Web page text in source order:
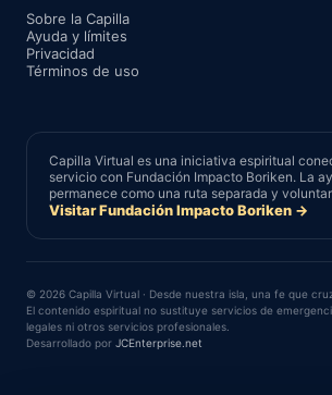
Sobre la Capilla
Ayuda y límites
Privacidad
Términos de uso
Capilla Virtual es una iniciativa espiritual
servicio con Fundación Impacto Boriken. La
permanece como una ruta separada y
Visitar Fundación Impacto Boriken →
© 2026 Capilla Virtual · Desde nuestra isla, una fe que
El contenido espiritual no sustituye servicios de
legales ni otros servicios profesionales.
Desarrollado por JCEnterprise.net